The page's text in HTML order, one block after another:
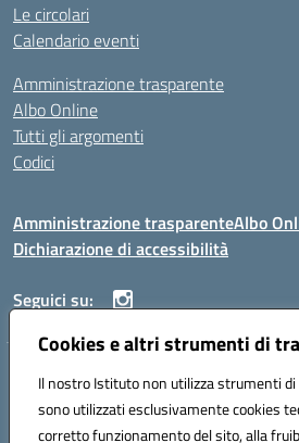
Cookies e altri strumenti di
Il nostro Istituto non utilizza strumenti
sono utilizzati esclusivamente cookies
corretto funzionamento del sito, alla
Le circolari
Calendario eventi
Amministrazione trasparente
Albo Online
Tutti gli argomenti
Codici
Amministrazione trasparenteAlbo
Dichiarazione di accessibilità
Seguici su:
ISTITUTO ISTRUZIONE SUPERIORE ANGELO
Codice fiscale: 80004310902 Codice